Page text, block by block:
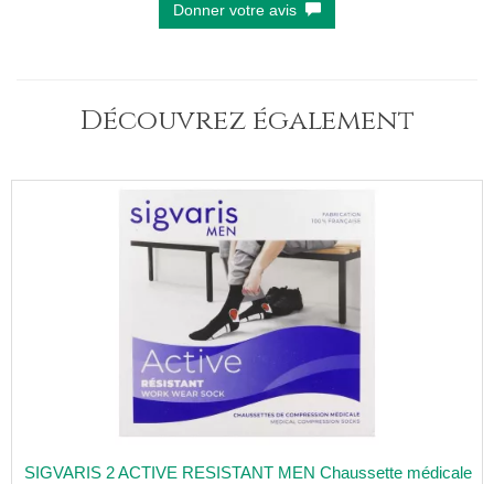
Donner votre avis
Découvrez également
SIGVARIS 2 ACTIVE RESISTANT MEN Chaussette médicale